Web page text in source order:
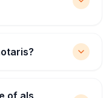
of als